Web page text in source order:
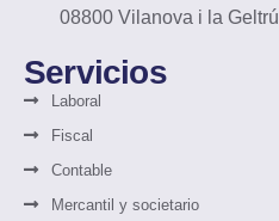
08800 Vilanova i la Geltrú
Servicios
Laboral
Fiscal
Contable
Mercantil y societario